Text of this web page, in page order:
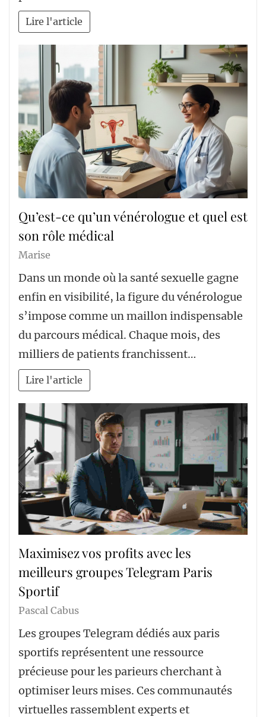
Lire l'article
Qu’est-ce qu’un vénérologue et quel est
son rôle médical
Marise
Dans un monde où la santé sexuelle gagne
enfin en visibilité, la figure du vénérologue
s’impose comme un maillon indispensable
du parcours médical. Chaque mois, des
milliers de patients franchissent…
Lire l'article
Maximisez vos profits avec les
meilleurs groupes Telegram Paris
Sportif
Pascal Cabus
Les groupes Telegram dédiés aux paris
sportifs représentent une ressource
précieuse pour les parieurs cherchant à
optimiser leurs mises. Ces communautés
virtuelles rassemblent experts et